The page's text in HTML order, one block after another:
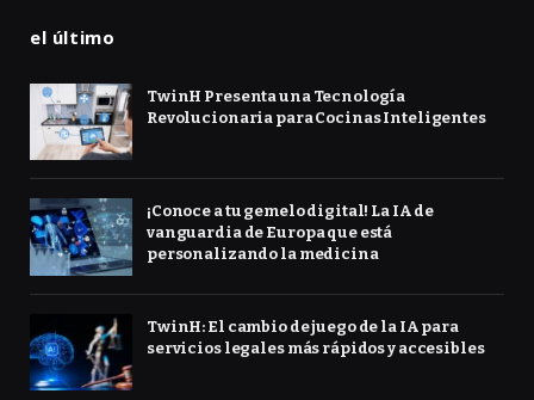
el último
TwinH Presenta una Tecnología
Revolucionaria para Cocinas Inteligentes
¡Conoce a tu gemelo digital! La IA de
vanguardia de Europa que está
personalizando la medicina
TwinH: El cambio de juego de la IA para
servicios legales más rápidos y accesibles